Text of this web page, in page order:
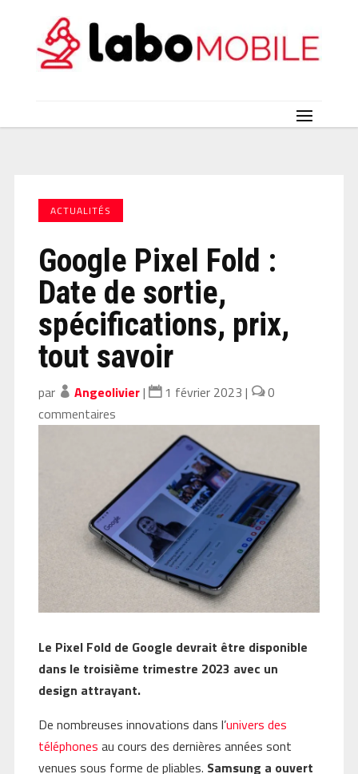
ACTUALITÉS
Google Pixel Fold :
Date de sortie,
spécifications, prix,
tout savoir
par Angeolivier| 1 février 2023 |
0
commentaires
Le Pixel Fold de Google devrait être disponible
dans le troisième trimestre 2023 avec un
design attrayant.
De nombreuses innovations dans l’univers des
téléphones au cours des dernières années sont
venues sous forme de pliables. Samsung a ouvert